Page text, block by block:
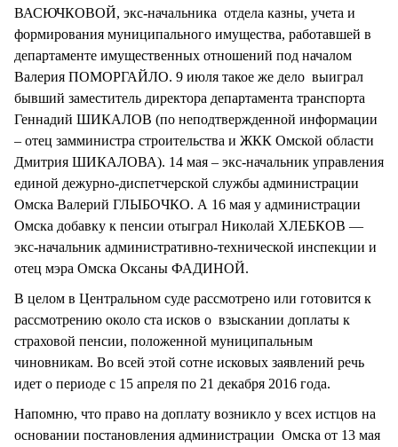
ВАСЮЧКОВОЙ, экс-начальника отдела казны, учета и
формирования муниципального имущества, работавшей в
департаменте имущественных отношений под началом
Валерия ПОМОРГАЙЛО. 9 июля такое же дело выиграл
бывший заместитель директора департамента транспорта
Геннадий ШИКАЛОВ (по неподтвержденной информации
– отец замминистра строительства и ЖКК Омской области
Дмитрия ШИКАЛОВА). 14 мая – экс-начальник управления
единой дежурно-диспетчерской службы администрации
Омска Валерий ГЛЫБОЧКО. А 16 мая у администрации
Омска добавку к пенсии отыграл Николай ХЛЕБКОВ —
экс-начальник административно-технической инспекции и
отец мэра Омска Оксаны ФАДИНОЙ.
В целом в Центральном суде рассмотрено или готовится к
рассмотрению около ста исков о взыскании доплаты к
страховой пенсии, положенной муниципальным
чиновникам. Во всей этой сотне исковых заявлений речь
идет о периоде с 15 апреля по 21 декабря 2016 года.
Напомню, что право на доплату возникло у всех истцов на
основании постановления администрации Омска от 13 мая